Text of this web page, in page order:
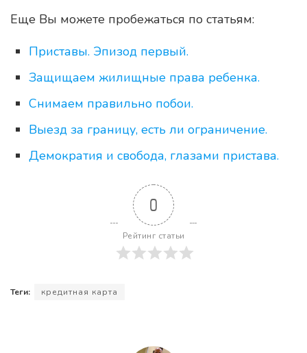
Еще Вы можете пробежаться по статьям:
Приставы. Эпизод первый.
Защищаем жилищные права ребенка.
Снимаем правильно побои.
Выезд за границу, есть ли ограничение.
Демократия и свобода, глазами пристава.
0
Рейтинг статьи
Теги: кредитная карта